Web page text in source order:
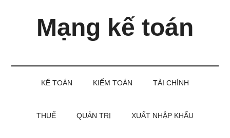
Mạng kế toán
KẾ TOÁN KIỂM TOÁN TÀI CHÍNH
THUẾ QUẢN TRỊ XUẤT NHẬP KHẨU